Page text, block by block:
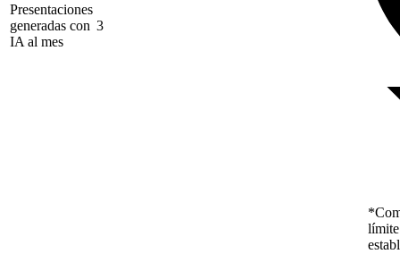
Presentaciones
generadas con
IA al mes
3